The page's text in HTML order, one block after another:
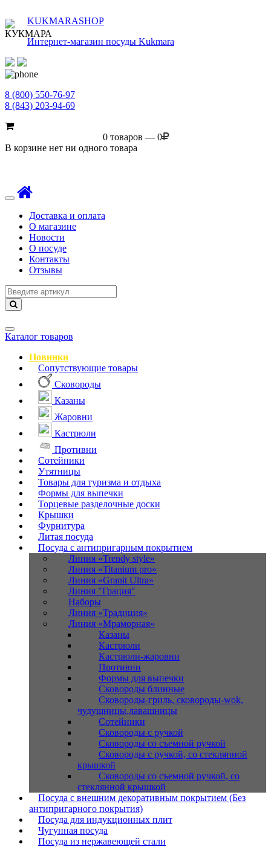
KUKMARASHOP
Интернет-магазин посуды Kukmara
8 (800) 550-76-97
8 (843) 203-94-69
0 товаров — 0
В корзине нет ни одного товара
Toggle
navigationДоставка и оплата
О магазине
Новости
О посуде
Контакты
Отзывы
Навигация
Каталог товаров
Новинки
Сопутствующие товары
Сковороды
Казаны
Жаровни
Кастрюли
Противни
Сотейники
Утятницы
Товары для туризма и отдыха
Формы для выпечки
Торцевые разделочные доски
Крышки
Фурнитура
Литая посуда
Посуда с антипригарным покрытием
Линия «Trendy style»
Линия «Titanium pro»
Линия «Granit Ultra»
Линия "Грация"
Наборы
Линия «Традиция»
Линия «Мраморная»
Казаны
Кастрюли
Кастрюли-жаровни
Противни
Формы для выпечки
Сковороды блинные
Сковороды-гриль, сковороды-wok,
чудушницы,лавашницы
Сотейники
Сковороды с ручкой
Сковороды со съемной ручкой
Сковороды с ручкой, со стеклянной
крышкой
Сковороды со съемной ручкой, со
стеклянной крышкой
Посуда с внешним декоративным покрытием (Без
антипригарного покрытия)
Посуда для индукционных плит
Чугунная посуда
Посуда из нержавеющей стали